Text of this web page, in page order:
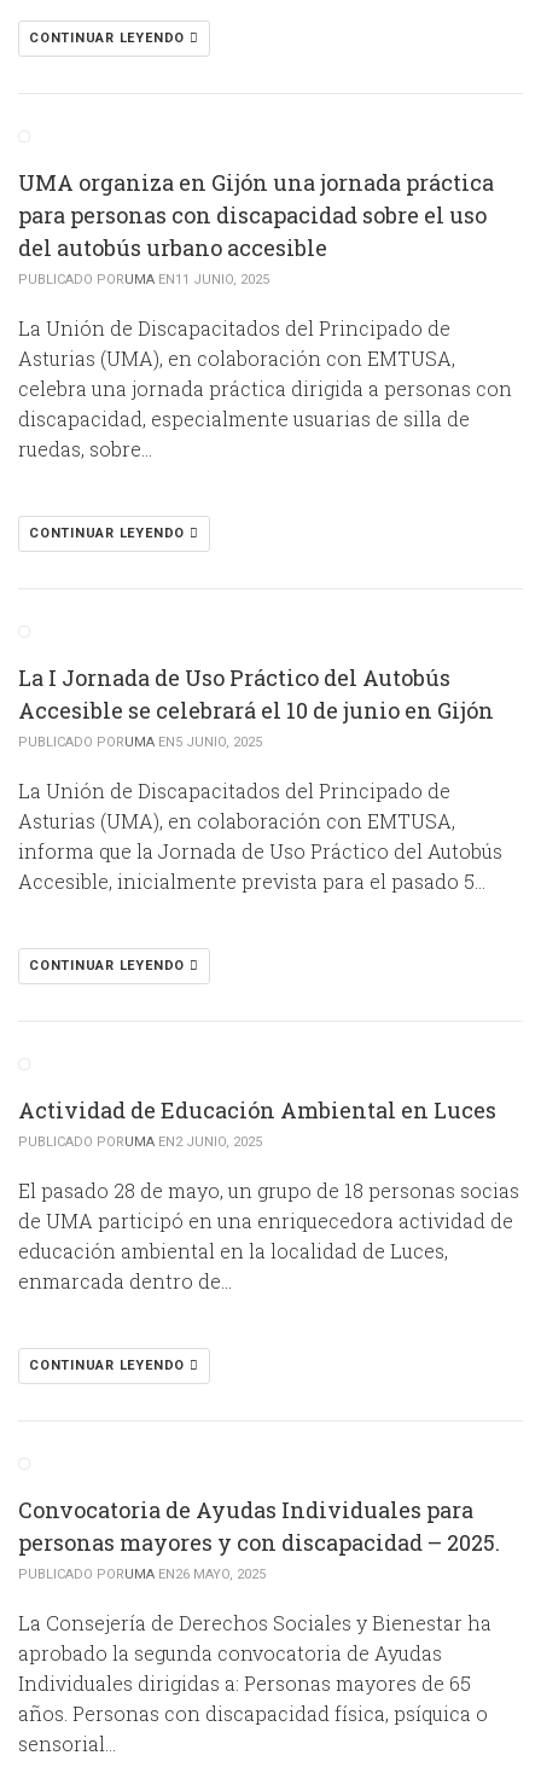
CONTINUAR LEYENDO
UMA organiza en Gijón una jornada práctica
para personas con discapacidad sobre el uso
del autobús urbano accesible
PUBLICADO PORUMA EN11 JUNIO, 2025
La Unión de Discapacitados del Principado de
Asturias (UMA), en colaboración con EMTUSA,
celebra una jornada práctica dirigida a personas con
discapacidad, especialmente usuarias de silla de
ruedas, sobre…
CONTINUAR LEYENDO
La I Jornada de Uso Práctico del Autobús
Accesible se celebrará el 10 de junio en Gijón
PUBLICADO PORUMA EN5 JUNIO, 2025
La Unión de Discapacitados del Principado de
Asturias (UMA), en colaboración con EMTUSA,
informa que la Jornada de Uso Práctico del Autobús
Accesible, inicialmente prevista para el pasado 5…
CONTINUAR LEYENDO
Actividad de Educación Ambiental en Luces
PUBLICADO PORUMA EN2 JUNIO, 2025
El pasado 28 de mayo, un grupo de 18 personas socias
de UMA participó en una enriquecedora actividad de
educación ambiental en la localidad de Luces,
enmarcada dentro de…
CONTINUAR LEYENDO
Convocatoria de Ayudas Individuales para
personas mayores y con discapacidad – 2025.
PUBLICADO PORUMA EN26 MAYO, 2025
La Consejería de Derechos Sociales y Bienestar ha
aprobado la segunda convocatoria de Ayudas
Individuales dirigidas a: Personas mayores de 65
años. Personas con discapacidad física, psíquica o
sensorial…